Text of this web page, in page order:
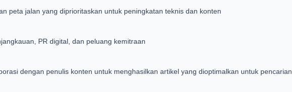
peta jalan yang diprioritaskan untuk peningkatan teknis dan konten
PR digital, dan peluang kemitraan
dengan penulis konten untuk menghasilkan artikel yang dioptimalkan untuk pencarian